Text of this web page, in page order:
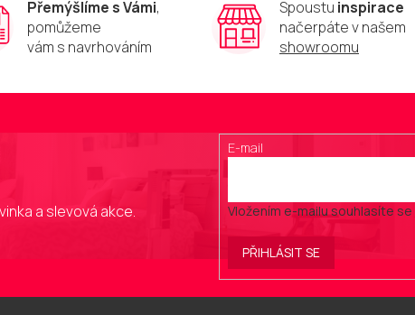
Přemýšlíme s Vámi,
pomůžeme
vám s navrhováním
Spoustu inspirace
načerpáte v našem
showroomu
a slevová akce.
E-mail
Vložením e-mailu souhlasíte se
PŘIHLÁSIT SE